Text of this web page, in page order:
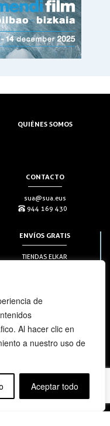
de
Al hacer clic en
a nuestro uso de
Aceptar todo
QUIÉNES SOMOS
CONTACTO
sua@sua.eus
944 169 430
ENVÍOS GRATIS
TIENDAS ELKAR